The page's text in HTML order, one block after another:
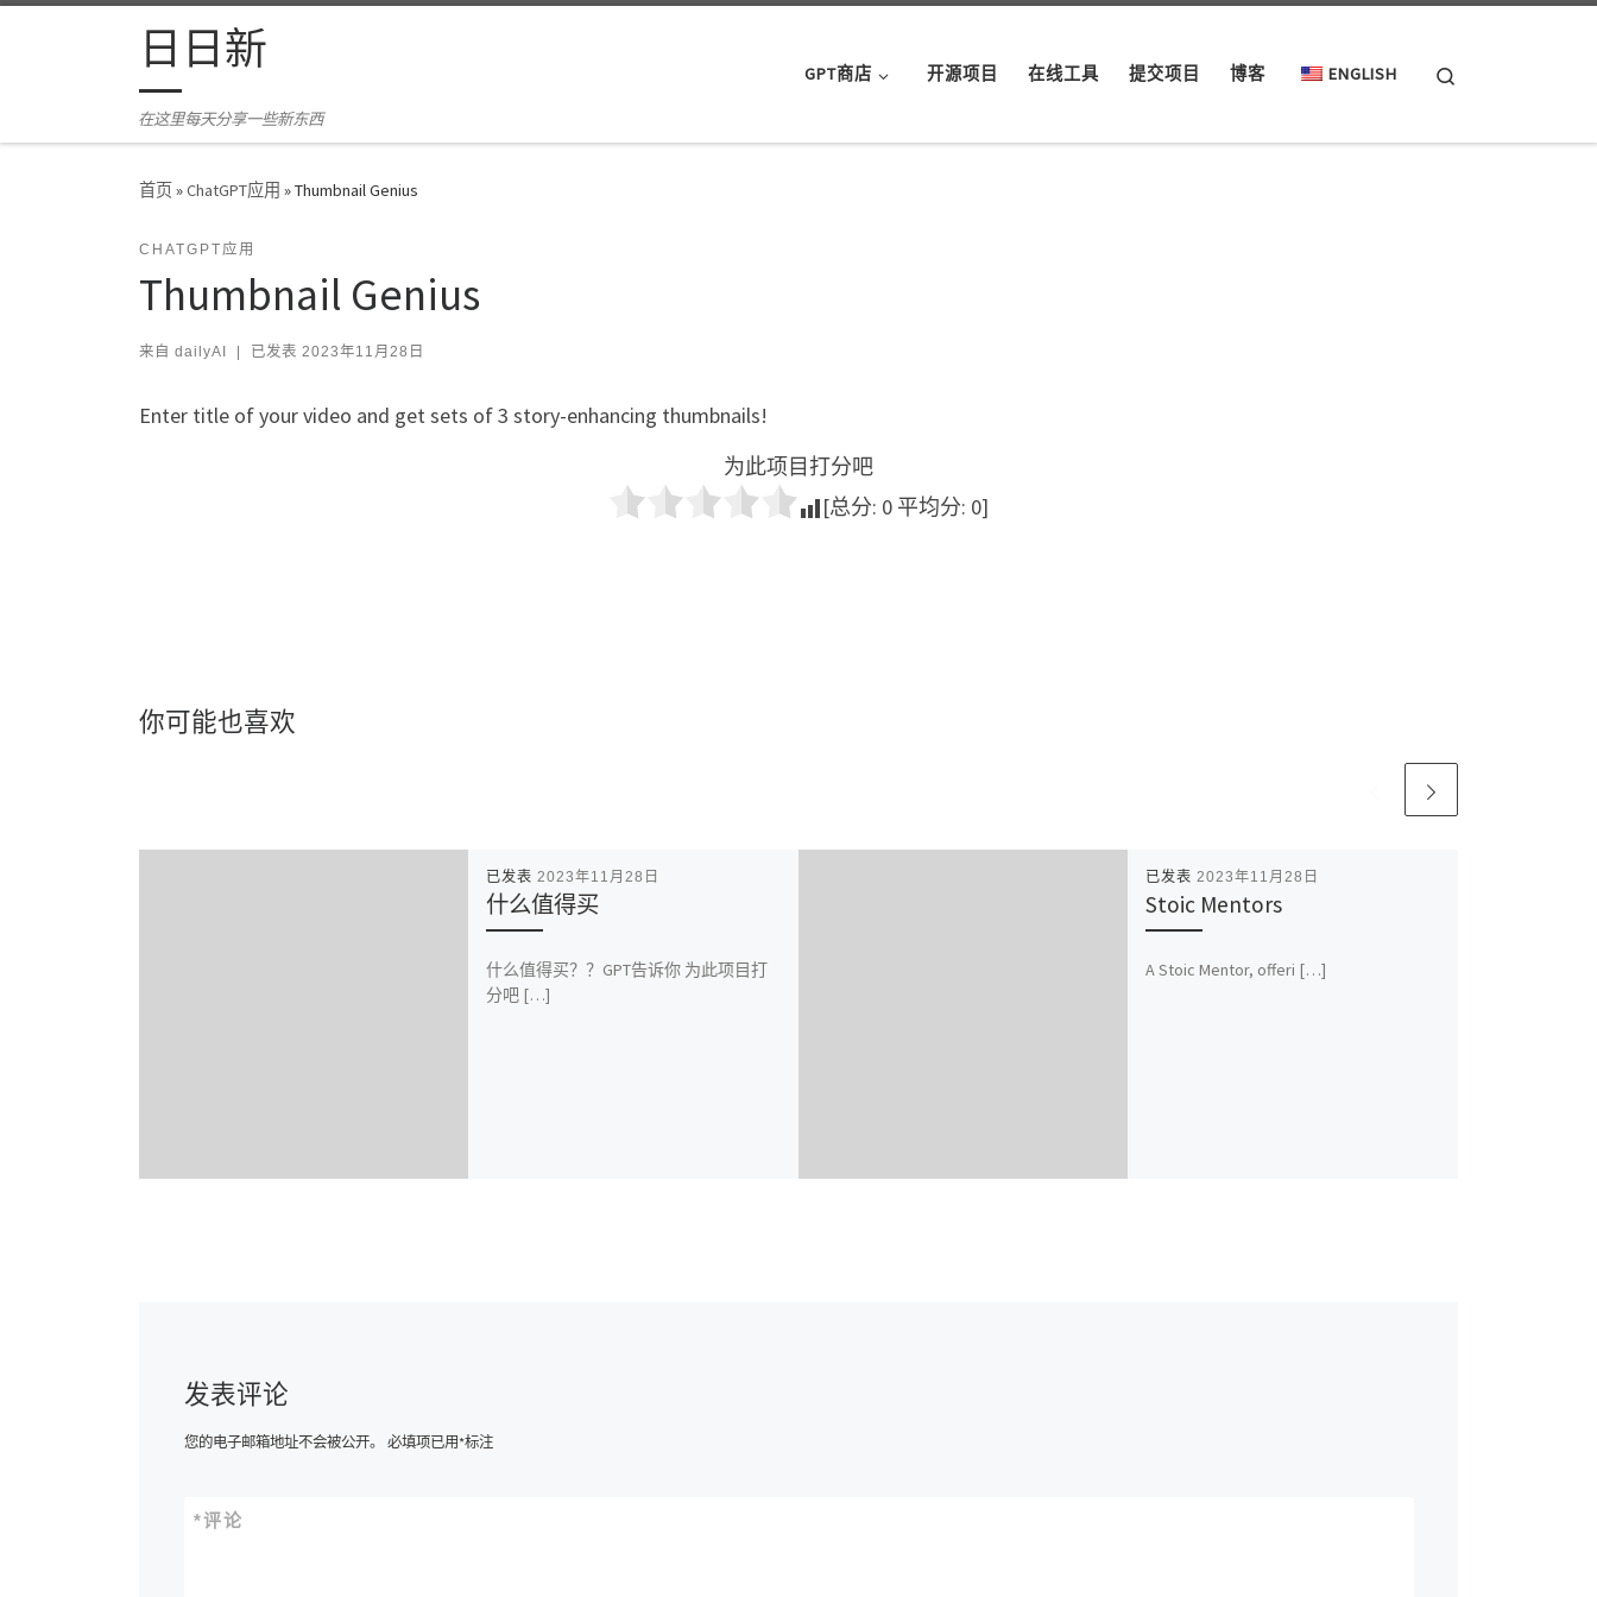
Skip to content日日新
在这里每天分享一些新东西
GPT商店 开源项目 在线工具 提交项目 博客 ENGLISH
首页»ChatGPT应用 »Thumbnail Genius
CHATGPT应用
Thumbnail Genius
来自 dailyAI 已发表 2023年11月28日
Enter title of your video and get sets of 3 story-enhancing thumbnails!
为此项目打分吧
[总分: 0 平均分: 0]
你可能也喜欢
已发表 2023年11月28日
什么值得买
什么值得买？？GPT告诉你 为此项目打
分吧 […]
已发表 2023年11月28日
Stoic Mentors
A Stoic Mentor, offeri […]
发表评论
您的电子邮箱地址不会被公开。 必填项已用*标注
评论
*